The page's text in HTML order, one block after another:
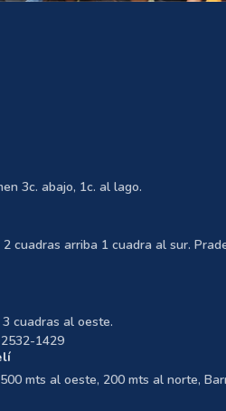
3c. abajo, 1c. al lago.
cuadras arriba 1 cuadra al sur.
cuadras al oeste.
1429
mts al oeste, 200 mts al norte,